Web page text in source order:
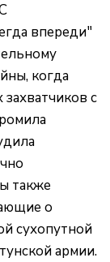
впереди"
когда
с
также
о
сухопутной
армии.